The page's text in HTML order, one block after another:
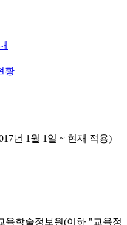
황
년 1월 1일 ~ 현재 적용)
육학술정보원(이하 "교육정